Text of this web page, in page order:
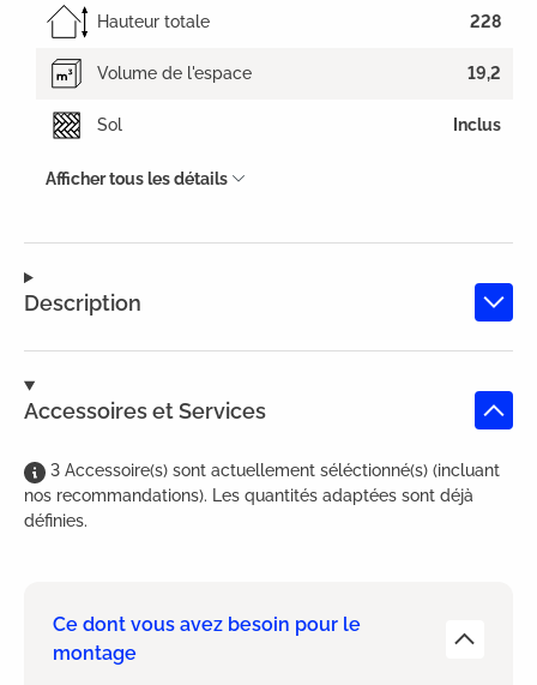
Description
Accessoires et Services
3 Accessoire(s) sont actuellement séléctionné(s) (incluant
nos recommandations). Les quantités adaptées sont déjà
définies.
Ce dont vous avez besoin pour le
montage
Hauteur totale 228
Volume de l'espace 19,2
Sol Inclus
Afficher tous les détails